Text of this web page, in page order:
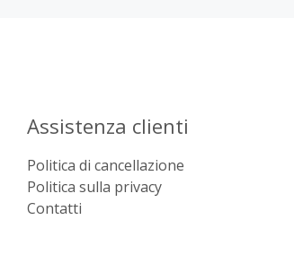
Assistenza clienti
Politica di cancellazione
Politica sulla privacy
Contatti